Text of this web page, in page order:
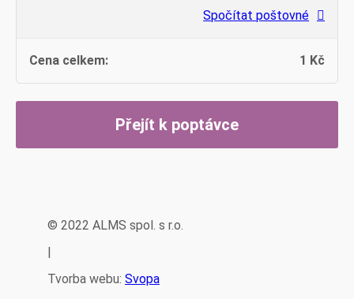
Spočítat poštovné
1 Kč
Přejít k poptávce
© 2022 ALMS spol. s r.o.
Tvorba webu: Svopa